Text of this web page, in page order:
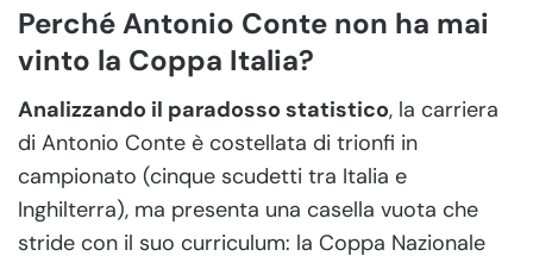
Perché Antonio Conte non ha mai
vinto la Coppa Italia?
Analizzando il paradosso statistico, la carriera
di Antonio Conte è costellata di trionfi in
campionato (cinque scudetti tra Italia e
Inghilterra), ma presenta una casella vuota che
stride con il suo curriculum: la Coppa Nazionale